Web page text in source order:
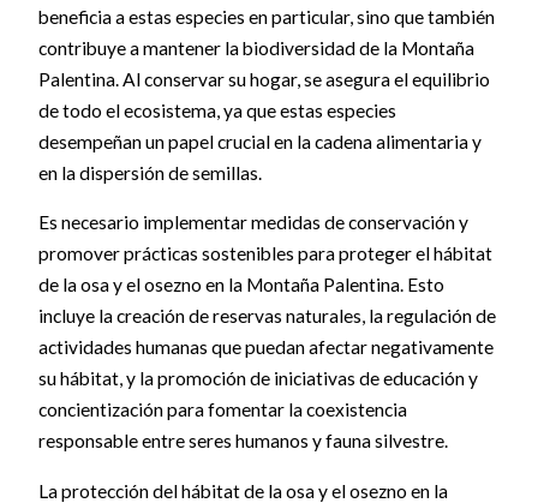
beneficia a estas especies en particular, sino que también
contribuye a mantener la biodiversidad de la Montaña
Palentina. Al conservar su hogar, se asegura el equilibrio
de todo el ecosistema, ya que estas especies
desempeñan un papel crucial en la cadena alimentaria y
en la dispersión de semillas.
Es necesario implementar medidas de conservación y
promover prácticas sostenibles para proteger el hábitat
de la osa y el osezno en la Montaña Palentina. Esto
incluye la creación de reservas naturales, la regulación de
actividades humanas que puedan afectar negativamente
su hábitat, y la promoción de iniciativas de educación y
concientización para fomentar la coexistencia
responsable entre seres humanos y fauna silvestre.
La protección del hábitat de la osa y el osezno en la